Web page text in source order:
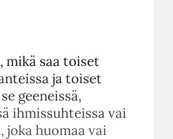
saa toiset
ja toiset
geeneissä,
ihmissuhteissa vai
joka huomaa vai